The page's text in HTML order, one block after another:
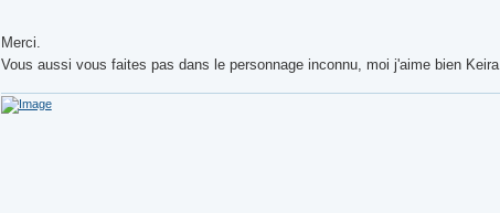
Merci.
Vous aussi vous faites pas dans le personnage inconnu, moi j'aime bien